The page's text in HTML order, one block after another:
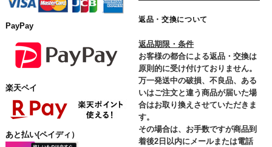
PayPay
楽天ペイ
あと払い(ペイディ）
返品・交換について
返品期限・条件
お客様の都合による返品・交換は
原則的に受け付けておりません。
万一発送中の破損、不良品、ある
いはご注文と違う商品が届いた場
合はお取り換えさせていただきま
す。
その場合は、お手数ですが商品到
着後2日以内にメールまたは電話